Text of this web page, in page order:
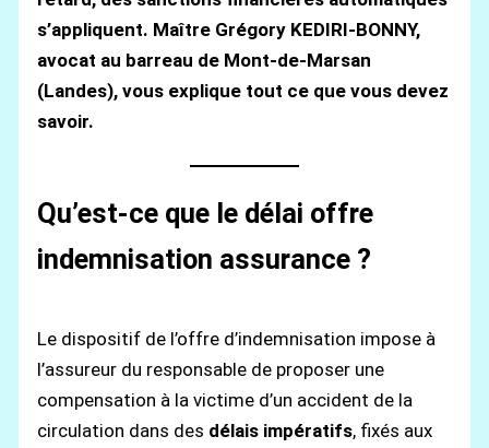
s’appliquent. Maître Grégory KEDIRI-BONNY,
avocat au barreau de Mont-de-Marsan
(Landes), vous explique tout ce que vous devez
savoir.
Qu’est-ce que le délai offre
indemnisation assurance ?
Le dispositif de l’offre d’indemnisation impose à
l’assureur du responsable de proposer une
compensation à la victime d’un accident de la
circulation dans des délais impératifs, fixés aux